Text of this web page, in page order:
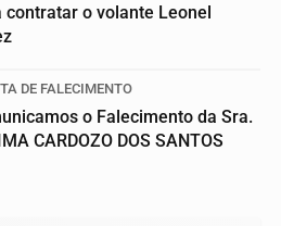
contratar o volante Leonel
DE FALECIMENTO
o Falecimento da Sra.
CARDOZO DOS SANTOS